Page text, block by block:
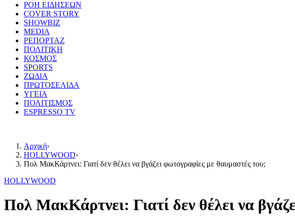
ΡΟΗ ΕΙΔΗΣΕΩΝ
COVER STORY
SHOWBIZ
MEDIA
ΡΕΠΟΡΤΑΖ
ΠΟΛΙΤΙΚΗ
ΚΟΣΜΟΣ
SPORTS
ΖΩΔΙΑ
ΠΡΩΤΟΣΕΛΙΔΑ
ΥΓΕΙΑ
ΠΟΛΙΤΙΣΜΟΣ
ESPRESSO TV
Αρχική›
HOLLYWOOD›
Πολ ΜακΚάρτνει: Γιατί δεν θέλει να βγάζει φωτογραφίες με θαυμαστές του;
HOLLYWOOD
Πολ ΜακΚάρτνει: Γιατί δεν θέλει να